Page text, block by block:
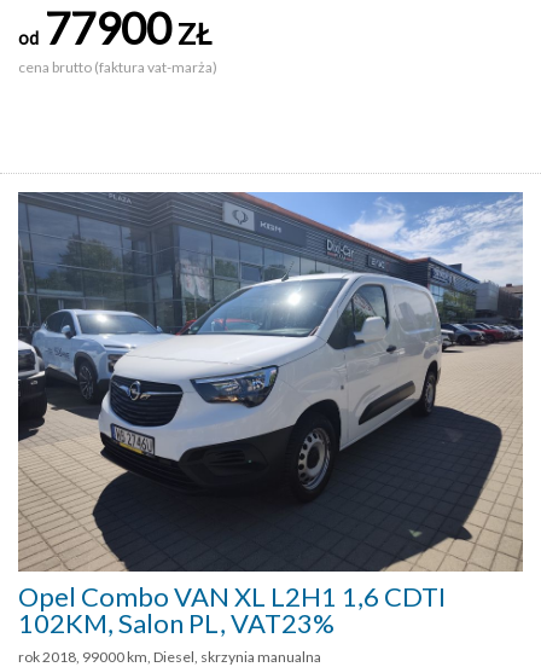
od 77900ZŁ
cena brutto (faktura vat-marża)
Opel Combo VAN XL L2H1 1,6 CDTI
102KM, Salon PL, VAT23%
rok 2018, 99000 km, Diesel, skrzynia manualna